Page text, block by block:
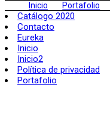
Inicio Portafolio
Catálogo 2020
Contacto
Eureka
Inicio
Inicio2
Política de privacidad
Portafolio